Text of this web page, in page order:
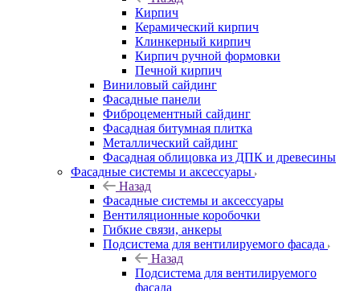
Кирпич
Керамический кирпич
Клинкерный кирпич
Кирпич ручной формовки
Печной кирпич
Виниловый сайдинг
Фасадные панели
Фиброцементный сайдинг
Фасадная битумная плитка
Металлический сайдинг
Фасадная облицовка из ДПК и древесины
Фасадные системы и аксессуары
Назад
Фасадные системы и аксессуары
Вентиляционные коробочки
Гибкие связи, анкеры
Подсистема для вентилируемого фасада
Назад
Подсистема для вентилируемого
фасада